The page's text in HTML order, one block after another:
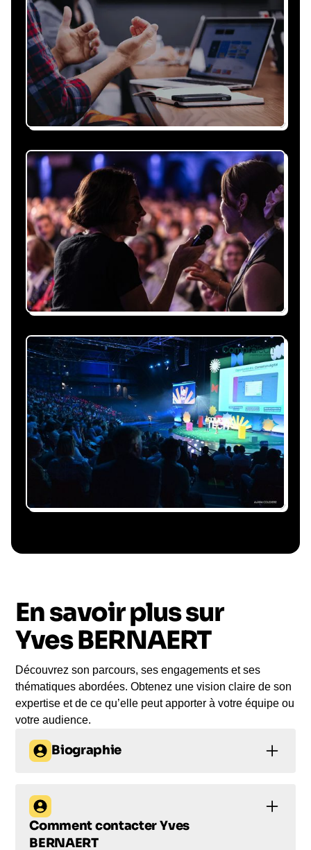
Recevez une proposition
sous 24h
Expliquez-nous vos besoins, on vous répond
sous 24h avec une proposition
personnalisée, claire et adaptée à votre
événement et à vos contraintes.
Nous nous occupons de
tout
Gestion du planning, échanges avec le
conférencier, coordination logistique : vous
êtes accompagné à chaque étape, sans perte
de temps ni complication.
Le conférencier vient à
Le jour de la conférence, l’intervenant se
rend sur votre évènement pour une prise de
parole impactante, engageante et sur-mesure
pour votre audience.
En savoir plus sur
Yves BERNAERT
Découvrez son parcours, ses engagements et ses
thématiques abordées. Obtenez une vision claire de son
expertise et de ce qu’elle peut apporter à votre équipe ou
votre audience.
Biographie
Visionnaire en
Transformation
Comment contacter Yves
BERNAERT